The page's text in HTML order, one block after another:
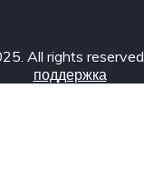
All rights reserved.
поддержка